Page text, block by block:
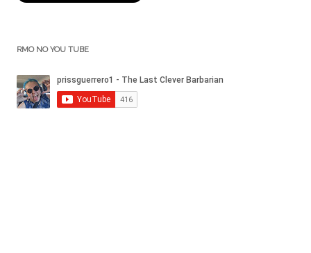
RMO NO YOU TUBE